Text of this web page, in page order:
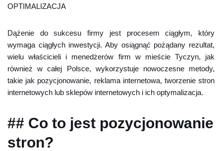
OPTIMALIZACJA
Dążenie do sukcesu firmy jest procesem ciągłym, który
wymaga ciągłych inwestycji. Aby osiągnąć pożądany rezultat,
wielu właścicieli i menedżerów firm w mieście Tyczyn, jak
również w całej Polsce, wykorzystuje nowoczesne metody,
takie jak pozycjonowanie, reklama internetowa, tworzenie stron
internetowych lub sklepów internetowych i ich optymalizacja.
## Co to jest pozycjonowanie
stron?